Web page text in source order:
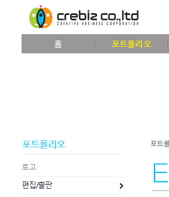
홈 포트폴리오
포트폴리오
로고
편집/출판
스케치북5
스케치북5